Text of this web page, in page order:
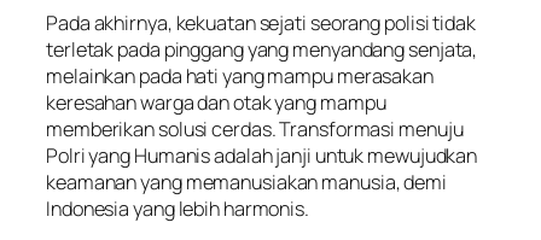
Pada akhirnya, kekuatan sejati seorang polisi tidak
terletak pada pinggang yang menyandang senjata,
melainkan pada hati yang mampu merasakan
keresahan warga dan otak yang mampu
memberikan solusi cerdas. Transformasi menuju
Polri yang Humanis adalah janji untuk mewujudkan
keamanan yang memanusiakan manusia, demi
Indonesia yang lebih harmonis.